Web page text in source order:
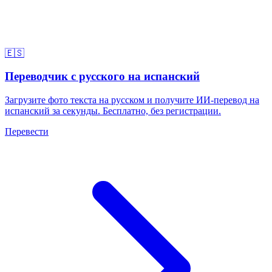
🇪🇸
Переводчик с русского на испанский
Загрузите фото текста на русском и получите ИИ-перевод на
испанский за секунды. Бесплатно, без регистрации.
Перевести